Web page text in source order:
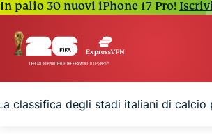
In palio 30 nuovi iPhone 17 Pro!
classifica degli stadi italiani di calcio